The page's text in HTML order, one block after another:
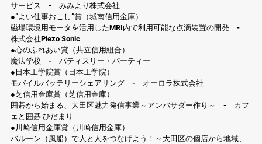
サービス　-　みみより株式会社
●”よい仕事おこし”賞（城南信用金庫）
磁場環境用モータを活用したMRI内で利用可能な点滴装置の開発　-
株式会社Piezo Sonic
●心のふれあい賞（共立信用組合）
魔法学校　-　パティスリー・パーティー
●日本工学院賞（日本工学院）
モバイルバッテリーシェアリング　-　オーロラ株式会社
●芝信用金庫賞（芝信用金庫）
囲碁から始まる、大田区魅力発信事業～アンバサダー作り～　-　カフ
ェと囲碁 ひだまり
●川崎信用金庫賞（川崎信用金庫）
バルーン（風船）で人と人をつなげよう！～大田区の個店から地域、